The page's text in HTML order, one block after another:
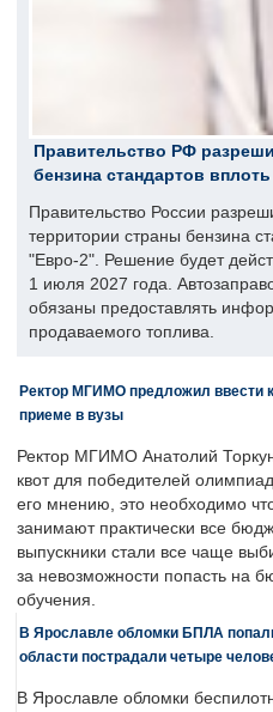
Правительство РФ
бензина стандартов
Правительство России
территории страны бензина
"Евро-2". Решение будет
1 июля 2027 года.
обязаны предоставлять
продаваемого топлива.
Ректор МГИМО предложил ввести
приеме в вузы
Ректор МГИМО Анатолий
квот для победителей
его мнению, это необходимо
занимают практически все
выпускники стали все чаще
за невозможности попасть на
обучения.
В Ярославле обломки БПЛА
области пострадали четыре
В Ярославле обломки